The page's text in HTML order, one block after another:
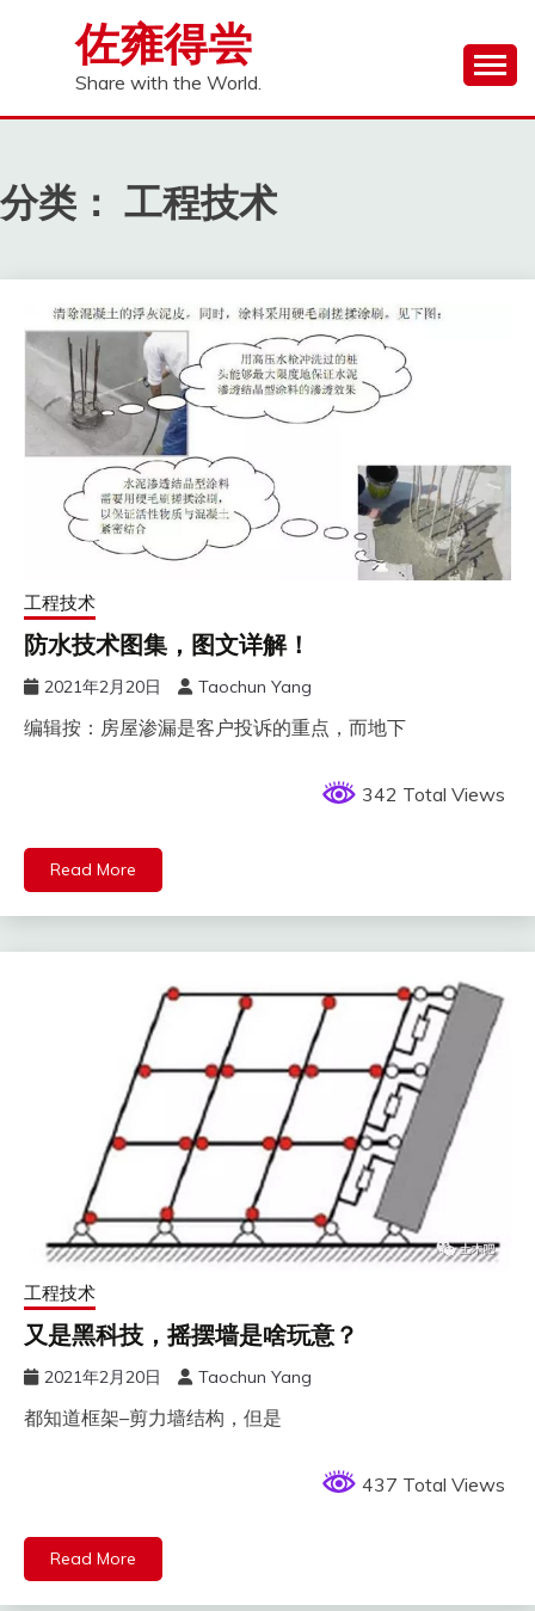
佐雍得尝
Share with the World.
分类： 工程技术
工程技术
防水技术图集，图文详解！
2021年2月20日 Taochun Yang
编辑按：房屋渗漏是客户投诉的重点，而地下
342 Total Views
Read More
工程技术
又是黑科技，摇摆墙是啥玩意？
2021年2月20日 Taochun Yang
都知道框架–剪力墙结构，但是
437 Total Views
Read More